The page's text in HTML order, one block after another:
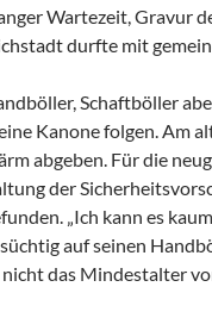
Wartezeit, Gravur
durfte mit
Schaftböller
Kanone folgen. Am
abgeben. Für die
der
„Ich kann es
auf seinen
das Mindestalter